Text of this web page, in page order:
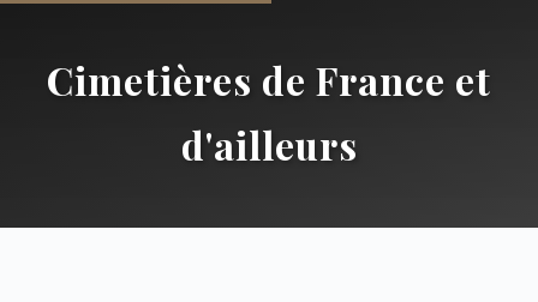
Cimetières de France et
d'ailleurs